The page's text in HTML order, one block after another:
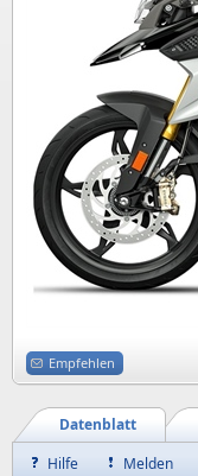
Empfehlen
Datenblatt
Hilfe
Melden